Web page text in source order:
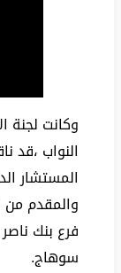
وكانت لجنة
النواب ،قد
المستشار
والمقدم من
فرع بنك
سوهاج.